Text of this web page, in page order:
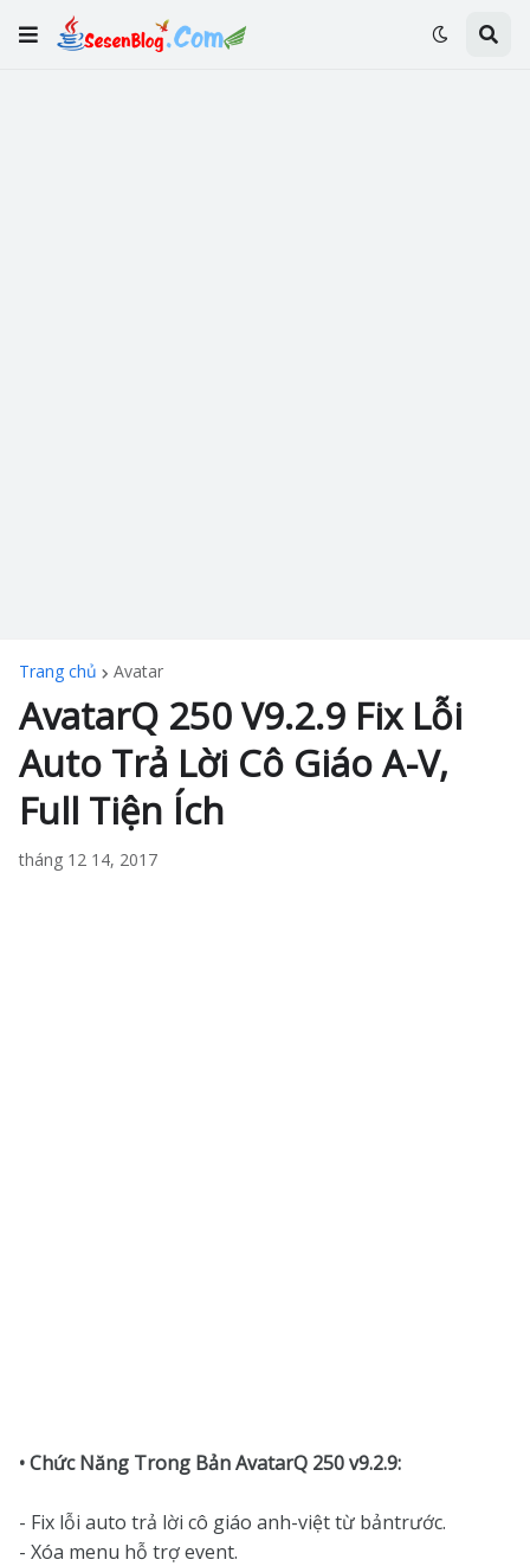
Trang chủ Avatar
AvatarQ 250 V9.2.9 Fix Lỗi
Auto Trả Lời Cô Giáo A-V,
Full Tiện Ích
tháng 12 14, 2017
• Chức Năng Trong Bản AvatarQ 250 v9.2.9:
- Fix lỗi auto trả lời cô giáo anh-việt từ bảntrước.
- Xóa menu hỗ trợ event.